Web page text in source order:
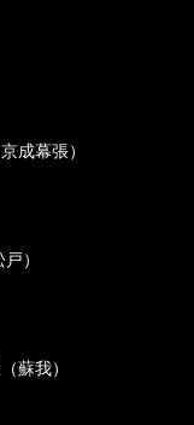
成幕張）
）
蘇我）